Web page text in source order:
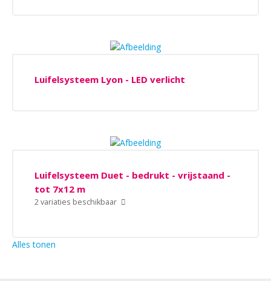
Bedrukte strand - en ligstoelen
Luifelsysteem Lyon - LED verlicht
Luifelsysteem Duet - bedrukt - vrijstaand -
tot 7x12 m
2 variaties beschikbaar
Alles tonen